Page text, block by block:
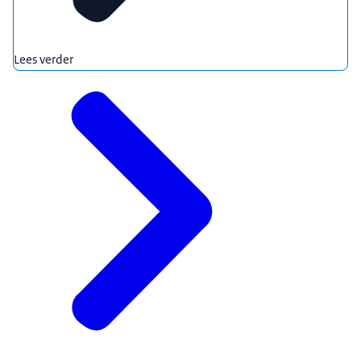
Lees verder